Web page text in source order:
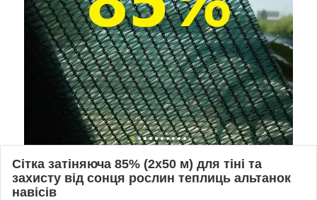
Сітка затіняюча 85% (2х50 м) для тіні та
захисту від сонця рослин теплиць альтанок
навісів